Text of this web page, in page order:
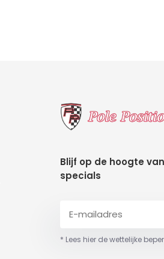
Blijf op de hoogte
specials
* Lees hier de wettelijke